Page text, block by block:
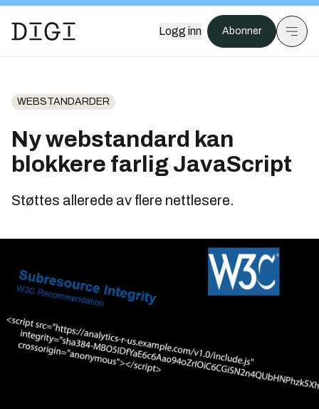
Logg inn Abonner
WEBSTANDARDER
Ny webstandard kan
blokkere farlig JavaScript
Støttes allerede av flere nettlesere.